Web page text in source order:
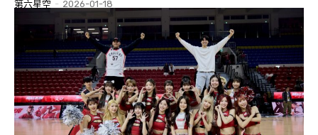
第六星空 - 2026-01-18